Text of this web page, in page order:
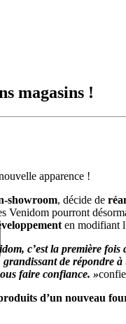
magasins !
apparence !
showroom, décide de
pourront
en modifiant
c’est la première
grandissant de
faire confiance. »
d’un nouveau